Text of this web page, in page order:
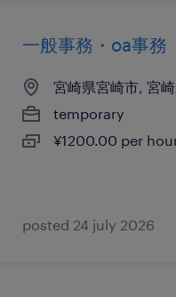
一般事務・oa事務
宮崎県宮崎市, 宮
temporary
¥1200.00 per
posted 24 july 2026